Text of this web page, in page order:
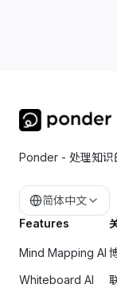
Ponder - 处理知识
简体中文
Features
Mind Mapping AI
Whiteboard AI